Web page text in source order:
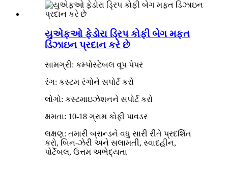
યુએફઓ ફેડોરા ડ્રિપ કોફી બેગ મફત
ડિઝાઇન પ્રદાન કરે છે
સામગ્રી: કમ્પોસ્ટેબલ વૂપ પેપર
રંગ: કસ્ટમ રંગોને સપોર્ટ કરો
લોગો: કસ્ટમાઇઝેશનને સપોર્ટ કરો
ક્ષમતા: 10-18 ગ્રામ કોફી પાવડર
લક્ષણ: તમારી બ્રાન્ડને વધુ સારી રીતે પ્રદર્શિત
કરો, બિન-ઝેરી અને સલામતી, સ્વાદહીન,
પોર્ટેબલ, ઉત્તમ અભેદ્યતા